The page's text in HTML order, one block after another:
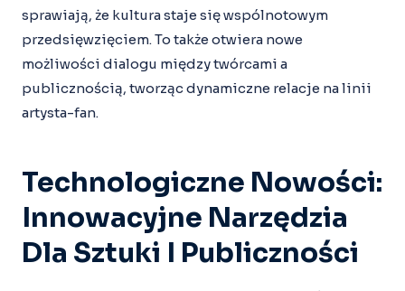
sprawiają, że kultura staje się wspólnotowym
przedsięwzięciem. To także otwiera nowe
możliwości dialogu między twórcami a
publicznością, tworząc dynamiczne relacje na linii
artysta-fan.
Technologiczne Nowości:
Innowacyjne Narzędzia
Dla Sztuki I Publiczności